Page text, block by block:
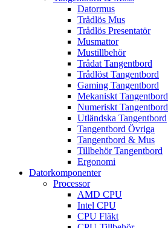
Datormus
Trådlös Mus
Trådlös Presentatör
Musmattor
Mustillbehör
Trådat Tangentbord
Trådlöst Tangentbord
Gaming Tangentbord
Mekaniskt Tangentbord
Numeriskt Tangentbord
Utländska Tangentbord
Tangentbord Övriga
Tangentbord & Mus
Tillbehör Tangentbord
Ergonomi
Datorkomponenter
Processor
AMD CPU
Intel CPU
CPU Fläkt